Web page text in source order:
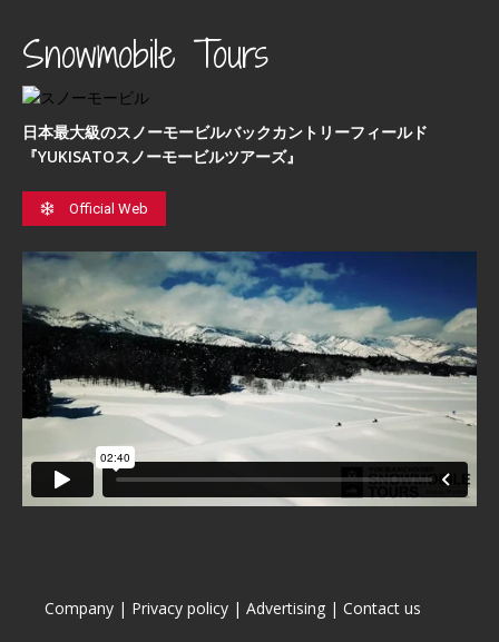
Snowmobile Tours
日本最⼤級のスノーモービルバックカントリーフィールド
『YUKISATOスノーモービルツアーズ』
Official Web
Company | Privacy policy | Advertising | Contact us